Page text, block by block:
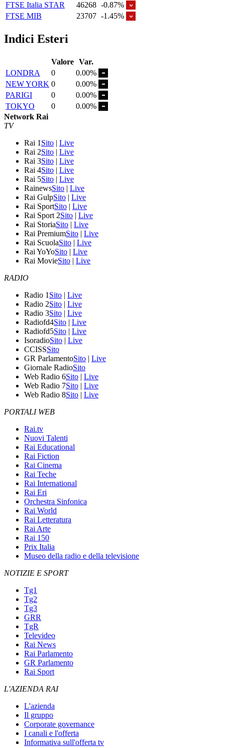
FTSE Italia STAR
46268 -0.87%
FTSE MIB
23707 -1.45%
Indici Esteri
Valore Var.
LONDRA
0
0.00%
NEW YORK 0
0.00%
PARIGI
0
0.00%
TOKYO
0
0.00%
Network Rai
TV
Rai 1 Sito | Live
Rai 2Sito | Live
Rai 3Sito | Live
Rai 4Sito | Live
Rai 5Sito | Live
RainewsSito | Live
Rai GulpSito | Live
Rai SportSito | Live
Rai Sport 2Sito | Live
Rai StoriaSito | Live
Rai PremiumSito | Live
Rai ScuolaSito | Live
Rai YoYoSito | Live
Rai MovieSito | Live
RADIO
Radio 1 Sito | Live
Radio 2Sito | Live
Radio 3Sito | Live
Radiofd4Sito | Live
Radiofd5Sito | Live
IsoradioSito | Live
CCISSSito
GR ParlamentoSito | Live
Giornale RadioSito
Web Radio 6Sito | Live
Web Radio 7Sito | Live
Web Radio 8Sito | Live
PORTALI WEB
Rai.tv
Nuovi Talenti
Rai Educational
Rai Fiction
Rai Cinema
Rai Teche
Rai International
Rai Eri
Orchestra Sinfonica
Rai World
Rai Letteratura
Rai Arte
Rai 150
Prix Italia
Museo della radio e della televisione
NOTIZIE E SPORT
Tg1
Tg2
Tg3
GRR
TgR
Televideo
Rai News
Rai Parlamento
GR Parlamento
Rai Sport
L'AZIENDA RAI
L'azienda
Il gruppo
Corporate governance
I canali e l'offerta
Informativa sull'offerta tv